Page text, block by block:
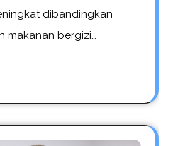
dibandingkan
makanan bergizi…